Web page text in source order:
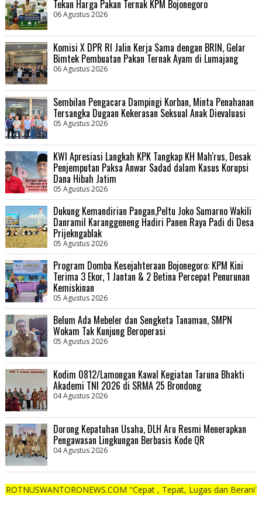
Tekan Harga Pakan Ternak KPM Bojonegoro
06 Agustus 2026
Komisi X DPR RI Jalin Kerja Sama dengan BRIN, Gelar
Bimtek Pembuatan Pakan Ternak Ayam di Lumajang
06 Agustus 2026
Sembilan Pengacara Dampingi Korban, Minta Penahanan
Tersangka Dugaan Kekerasan Seksual Anak Dievaluasi
05 Agustus 2026
KWI Apresiasi Langkah KPK Tangkap KH Mah'rus, Desak
Penjemputan Paksa Anwar Sadad dalam Kasus Korupsi
Dana Hibah Jatim
05 Agustus 2026
Dukung Kemandirian Pangan,Peltu Joko Sumarno Wakili
Danramil Karanggeneng Hadiri Panen Raya Padi di Desa
Prijekngablak
05 Agustus 2026
Program Domba Kesejahteraan Bojonegoro: KPM Kini
Terima 3 Ekor, 1 Jantan & 2 Betina Percepat Penurunan
Kemiskinan
05 Agustus 2026
Belum Ada Mebeler dan Sengketa Tanaman, SMPN
Wokam Tak Kunjung Beroperasi
05 Agustus 2026
Kodim 0812/Lamongan Kawal Kegiatan Taruna Bhakti
Akademi TNI 2026 di SRMA 25 Brondong
04 Agustus 2026
Dorong Kepatuhan Usaha, DLH Aru Resmi Menerapkan
Pengawasan Lingkungan Berbasis Kode QR
04 Agustus 2026
"Cepat , Tepat, Lugas dan Berani"